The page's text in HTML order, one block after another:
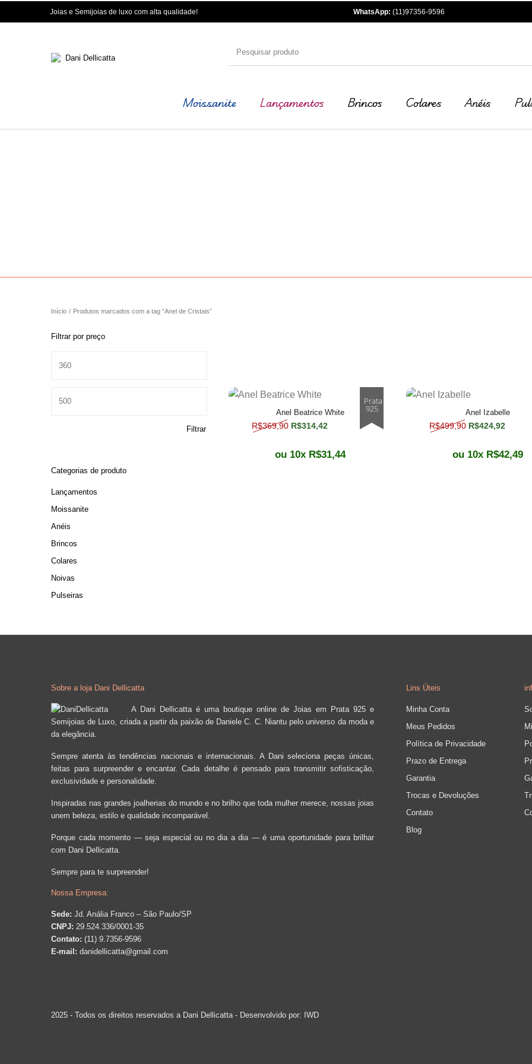
Joias e Semijoias de luxo com alta qualidade! WhatsApp: (11)97356-9596
Moissanite Lançamentos Brincos Colares Anéis
Início / Produtos marcados com a tag “Anel de Cristais”
Filtrar por preço
Filtrar
Categorias de produto
Lançamentos
Moissanite
Anéis
Brincos
Colares
Noivas
Pulseiras
Prata
925
Anel Beatrice White
R$369,90 O preço original era: R$369,90.
R$314,42 O preço atual é: R$314,42.
ou 10x R$31,44
Este produto tem várias variantes. As
Anel Izabelle
R$499,90 O preço original
R$424,92 O
ou 10x R$42,49
Sobre a loja Dani Dellicatta
A Dani Dellicatta é uma boutique online de Joias em Prata 925 e
Semijoias de Luxo, criada a partir da paixão de Daniele C. C. Niantu pelo universo da moda e
da elegância.
Sempre atenta às tendências nacionais e internacionais. A Dani seleciona peças únicas,
feitas para surpreender e encantar. Cada detalhe é pensado para transmitir sofisticação,
exclusividade e personalidade.
Inspiradas nas grandes joalherias do mundo e no brilho que toda mulher merece, nossas joias
unem beleza, estilo e qualidade incomparável.
Porque cada momento — seja especial ou no dia a dia — é uma oportunidade para brilhar
com Dani Dellicatta.
Sempre para te surpreender!
Nossa Empresa:
Sede: Jd. Anália Franco – São Paulo/SP
CNPJ: 29.524.336/0001-35
Contato: (11) 9.7356-9596
E-mail: danidellicatta@gmail.com
Lins Úteis
Minha Conta
Meus Pedidos
Política de Privacidade
Prazo de Entrega
Garantia
Trocas e Devoluções
Contato
Blog
2025 - Todos os direitos reservados a Dani Dellicatta - Desenvolvido por: IWD